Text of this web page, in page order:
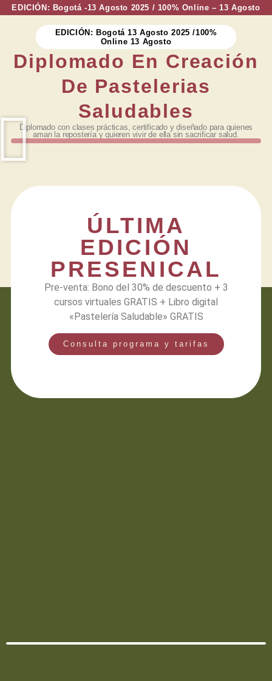
EDICIÓN: Bogotá -13 Agosto 2025 / 100% Online – 13 Agosto
EDICIÓN: Bogotá 13 Agosto 2025 /100%
Online 13 Agosto
Diplomado En Creación
De Pastelerias
Saludables
Diplomado con clases prácticas, certificado y diseñado para quienes
aman la repostería y quieren vivir de ella sin sacrificar salud.
ÚLTIMA
EDICIÓN
PRESENICAL​
Pre-venta: Bono del 30% de descuento + 3
cursos virtuales GRATIS + Libro digital
«Pastelería Saludable» GRATIS
Consulta programa y tarifas